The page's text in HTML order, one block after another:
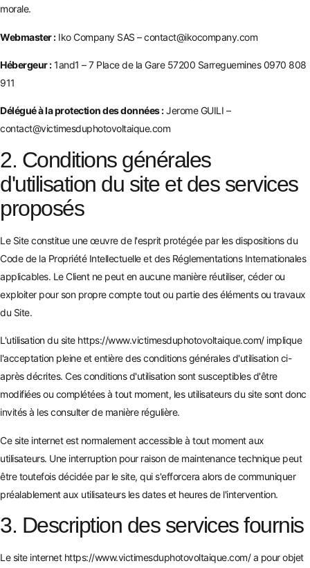
morale.
Webmaster :Iko Company SAS – contact@ikocompany.com
Hébergeur :1and1 – 7 Place de la Gare 57200 Sarreguemines 0970 808
911
Délégué à la protection des données :Jerome GUILI –
contact@victimesduphotovoltaique.com
2. Conditions générales
d'utilisation du site et des services
proposés
Le Site constitue une œuvre de l'esprit protégée par les dispositions du
Code de la Propriété Intellectuelle et des Réglementations Internationales
applicables. Le Client ne peut en aucune manière réutiliser, céder ou
exploiter pour son propre compte tout ou partie des éléments ou travaux
du Site.
L'utilisation du site https://www.victimesduphotovoltaique.com/implique
l'acceptation pleine et entière des conditions générales d'utilisation ci-
après décrites. Ces conditions d'utilisation sont susceptibles d'être
modifiées ou complétées à tout moment, les utilisateurs du site sont donc
invités à les consulter de manière régulière.
Ce site internet est normalement accessible à tout moment aux
utilisateurs. Une interruption pour raison de maintenance technique peut
être toutefois décidée par le site, qui s'efforcera alors de communiquer
préalablement aux utilisateurs les dates et heures de l'intervention.
3. Description des services fournis
Le site internet https://www.victimesduphotovoltaique.com/a pour objet